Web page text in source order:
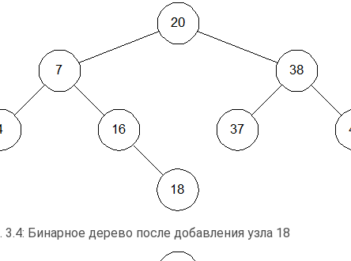
3.4: Бинарное дерево после добавления узла 18